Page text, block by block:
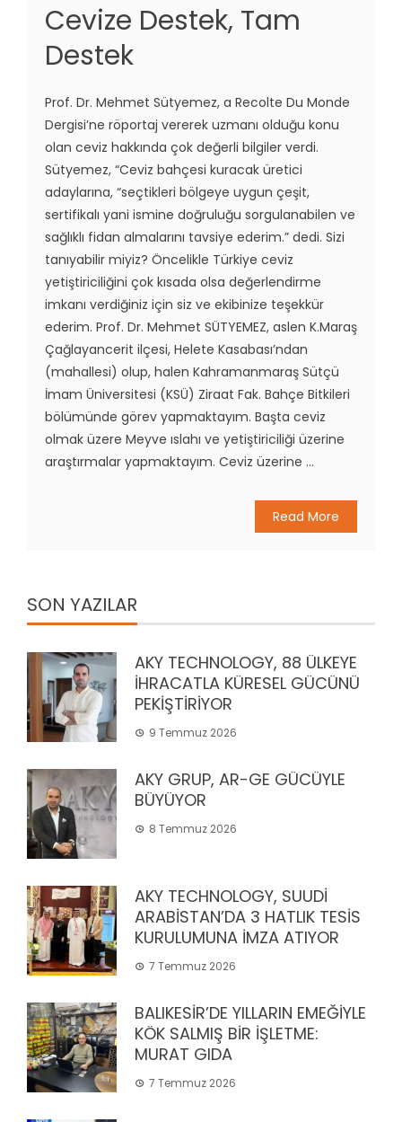
Cevize Destek, Tam
Destek
Prof. Dr. Mehmet Sütyemez, a Recolte Du Monde
Dergisi’ne röportaj vererek uzmanı olduğu konu
olan ceviz hakkında çok değerli bilgiler verdi.
Sütyemez, “Ceviz bahçesi kuracak üretici
adaylarına, “seçtikleri bölgeye uygun çeşit,
sertifikalı yani ismine doğruluğu sorgulanabilen ve
sağlıklı fidan almalarını tavsiye ederim.” dedi. Sizi
tanıyabilir miyiz? Öncelikle Türkiye ceviz
yetiştiriciliğini çok kısada olsa değerlendirme
imkanı verdiğiniz için siz ve ekibinize teşekkür
ederim. Prof. Dr. Mehmet SÜTYEMEZ, aslen K.Maraş
Çağlayancerit ilçesi, Helete Kasabası’ndan
(mahallesi) olup, halen Kahramanmaraş Sütçü
İmam Üniversitesi (KSÜ) Ziraat Fak. Bahçe Bitkileri
bölümünde görev yapmaktayım. Başta ceviz
olmak üzere Meyve ıslahı ve yetiştiriciliği üzerine
araştırmalar yapmaktayım. Ceviz üzerine ...
Read More
SON YAZILAR
AKY TECHNOLOGY, 88 ÜLKEYE
İHRACATLA KÜRESEL GÜCÜNÜ
PEKİŞTİRİYOR
9 Temmuz 2026
AKY GRUP, AR-GE GÜCÜYLE
BÜYÜYOR
8 Temmuz 2026
AKY TECHNOLOGY, SUUDİ
ARABİSTAN’DA 3 HATLIK TESİS
KURULUMUNA İMZA ATIYOR
7 Temmuz 2026
BALIKESİR’DE YILLARIN EMEĞİYLE
KÖK SALMIŞ BİR İŞLETME:
MURAT GIDA
7 Temmuz 2026